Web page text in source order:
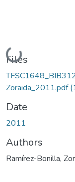
Loading...
Files
Zoraida_2011.pdf
Date
2011
Authors
Ramírez-Bonilla,